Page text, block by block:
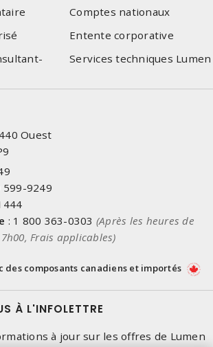
Comptes nationaux
Entente corporative
Services techniques Lumen
Ouest
599-9249
: 1 800 363-0303 (Après les heures de
Frais applicables)
des composants canadiens et importés
À L'INFOLETTRE
à jour sur les offres de Lumen